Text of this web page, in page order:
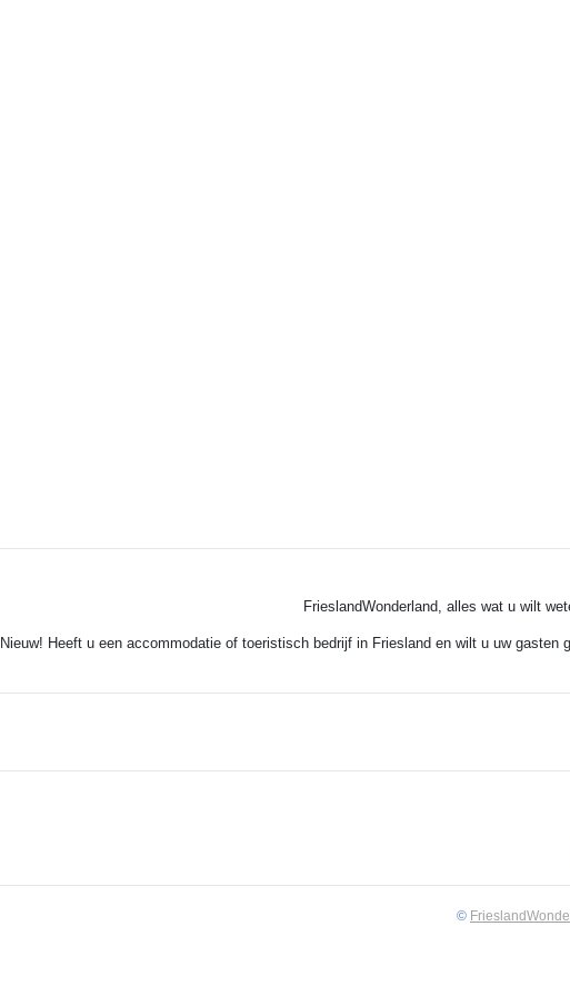
FrieslandWonderland, alles wat u wilt
Nieuw! Heeft u een accommodatie of toeristisch bedrijf in Friesland en wilt u uw
©